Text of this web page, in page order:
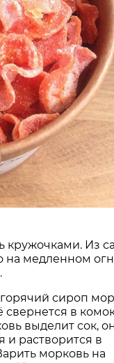
кружочками. Из
на медленном
сироп
свернется в
выделит сок,
и растворится в
морковь на